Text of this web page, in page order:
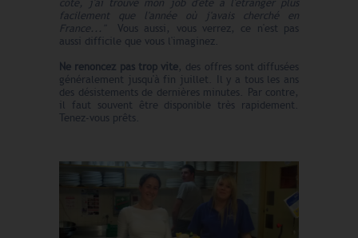
côté, j'ai trouvé mon job d'été à l'étranger plus
facilement que l'année où j'avais cherché en
France..."
Vous aussi, vous verrez, ce n'est pas
aussi difficile que vous l'imaginez.
Ne renoncez pas trop vite, des offres sont diffusées
généralement jusqu'à fin juillet. Il y a tous les ans
des désistements de dernières minutes. Par contre,
il faut souvent être disponible très rapidement.
Tenez-vous prêts.